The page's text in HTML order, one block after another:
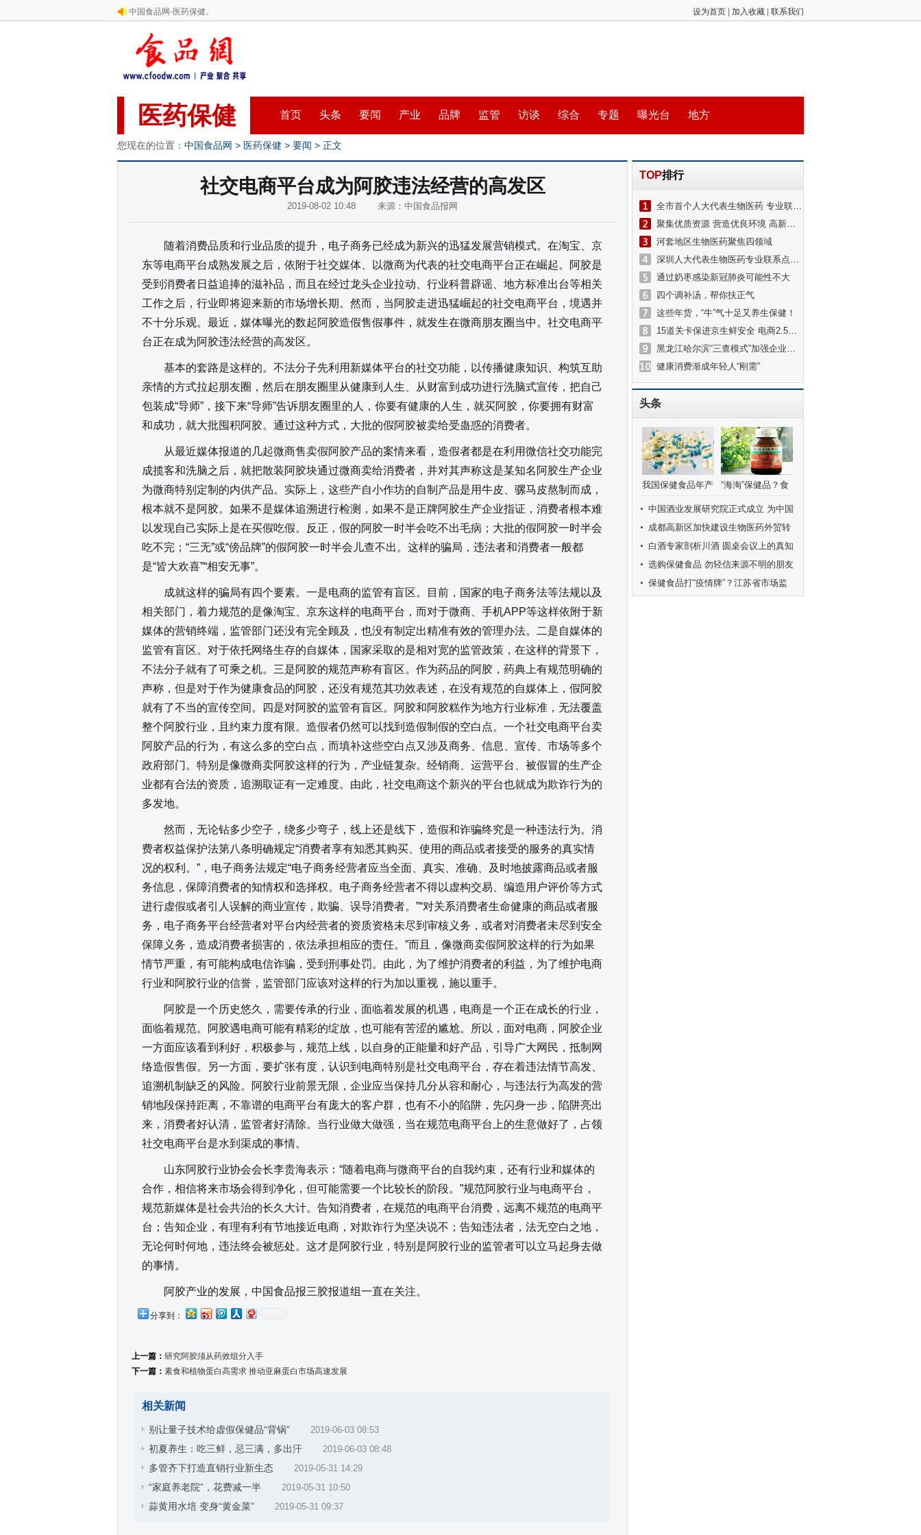
中国食品网-医药保健。 设为首页 加入收藏 联系我们
医药保健 首页 头条 要闻 产业 品牌 监管 访谈 综合 专题 曝光台 地方
您现在的位置： 中国食品网 > 医药保健 > 要闻 > 正文
社交电商平台成为阿胶违法经营的高发区
2019-08-02 10:48 来源：中国食品报网
随着消费品质和行业品质的提升，电子商务已经成为新兴的迅猛发展营销模式。在淘宝、京
东等电商平台成熟发展之后，依附于社交媒体、以微商为代表的社交电商平台正在崛起。阿胶是
受到消费者日益追捧的滋补品，而且在经过龙头企业拉动、行业科普辟谣、地方标准出台等相关
工作之后，行业即将迎来新的市场增长期。然而，当阿胶走进迅猛崛起的社交电商平台，境遇并
不十分乐观。最近，媒体曝光的数起阿胶造假售假事件，就发生在微商朋友圈当中。社交电商平
台正在成为阿胶违法经营的高发区。
基本的套路是这样的。不法分子先利用新媒体平台的社交功能，以传播健康知识、构筑互助
亲情的方式拉起朋友圈，然后在朋友圈里从健康到人生、从财富到成功进行洗脑式宣传，把自己
包装成“导师”，接下来“导师”告诉朋友圈里的人，你要有健康的人生，就买阿胶，你要拥有财富
和成功，就大批囤积阿胶。通过这种方式，大批的假阿胶被卖给受蛊惑的消费者。
从最近媒体报道的几起微商售卖假阿胶产品的案情来看，造假者都是在利用微信社交功能完
成揽客和洗脑之后，就把散装阿胶块通过微商卖给消费者，并对其声称这是某知名阿胶生产企业
为微商特别定制的内供产品。实际上，这些产自小作坊的自制产品是用牛皮、骡马皮熬制而成，
根本就不是阿胶。如果不是媒体追溯进行检测，如果不是正牌阿胶生产企业指证，消费者根本难
以发现自己实际上是在买假吃假。反正，假的阿胶一时半会吃不出毛病；大批的假阿胶一时半会
吃不完；“三无”或“傍品牌”的假阿胶一时半会儿查不出。这样的骗局，违法者和消费者一般都
是“皆大欢喜”“相安无事”。
成就这样的骗局有四个要素。一是电商的监管有盲区。目前，国家的电子商务法等法规以及
相关部门，着力规范的是像淘宝、京东这样的电商平台，而对于微商、手机APP等这样依附于新
媒体的营销终端，监管部门还没有完全顾及，也没有制定出精准有效的管理办法。二是自媒体的
监管有盲区。对于依托网络生存的自媒体，国家采取的是相对宽的监管政策，在这样的背景下，
不法分子就有了可乘之机。三是阿胶的规范声称有盲区。作为药品的阿胶，药典上有规范明确的
声称，但是对于作为健康食品的阿胶，还没有规范其功效表述，在没有规范的自媒体上，假阿胶
就有了不当的宣传空间。四是对阿胶的监管有盲区。阿胶和阿胶糕作为地方行业标准，无法覆盖
整个阿胶行业，且约束力度有限。造假者仍然可以找到造假制假的空白点。一个社交电商平台卖
阿胶产品的行为，有这么多的空白点，而填补这些空白点又涉及商务、信息、宣传、市场等多个
政府部门。特别是像微商卖阿胶这样的行为，产业链复杂。经销商、运营平台、被假冒的生产企
业都有合法的资质，追溯取证有一定难度。由此，社交电商这个新兴的平台也就成为欺诈行为的
多发地。
然而，无论钻多少空子，绕多少弯子，线上还是线下，造假和诈骗终究是一种违法行为。消
费者权益保护法第八条明确规定“消费者享有知悉其购买、使用的商品或者接受的服务的真实情
况的权利。”，电子商务法规定“电子商务经营者应当全面、真实、准确、及时地披露商品或者服
务信息，保障消费者的知情权和选择权。电子商务经营者不得以虚构交易、编造用户评价等方式
进行虚假或者引人误解的商业宣传，欺骗、误导消费者。”“对关系消费者生命健康的商品或者服
务，电子商务平台经营者对平台内经营者的资质资格未尽到审核义务，或者对消费者未尽到安全
保障义务，造成消费者损害的，依法承担相应的责任。”而且，像微商卖假阿胶这样的行为如果
情节严重，有可能构成电信诈骗，受到刑事处罚。由此，为了维护消费者的利益，为了维护电商
行业和阿胶行业的信誉，监管部门应该对这样的行为加以重视，施以重手。
阿胶是一个历史悠久，需要传承的行业，面临着发展的机遇，电商是一个正在成长的行业，
面临着规范。阿胶遇电商可能有精彩的绽放，也可能有苦涩的尴尬。所以，面对电商，阿胶企业
一方面应该看到利好，积极参与，规范上线，以自身的正能量和好产品，引导广大网民，抵制网
络造假售假。另一方面，要扩张有度，认识到电商特别是社交电商平台，存在着违法情节高发、
追溯机制缺乏的风险。阿胶行业前景无限，企业应当保持几分从容和耐心，与违法行为高发的营
销地段保持距离，不靠谱的电商平台有庞大的客户群，也有不小的陷阱，先闪身一步，陷阱亮出
来，消费者好认清，监管者好清除。当行业做大做强，当在规范电商平台上的生意做好了，占领
社交电商平台是水到渠成的事情。
山东阿胶行业协会会长李贵海表示：“随着电商与微商平台的自我约束，还有行业和媒体的
合作，相信将来市场会得到净化，但可能需要一个比较长的阶段。”规范阿胶行业与电商平台，
规范新媒体是社会共治的长久大计。告知消费者，在规范的电商平台消费，远离不规范的电商平
台；告知企业，有理有利有节地接近电商，对欺诈行为坚决说不；告知违法者，法无空白之地，
无论何时何地，违法终会被惩处。这才是阿胶行业，特别是阿胶行业的监管者可以立马起身去做
的事情。
阿胶产业的发展，中国食品报三胶报道组一直在关注。
分享到：
上一篇： 研究阿胶须从药效组分入手
下一篇： 素食和植物蛋白高需求 推动亚麻蛋白市场高速发展
相关新闻
别让量子技术给虚假保健品“背锅” 2019-06-03 08:53
初夏养生：吃三鲜，忌三满，多出汗 2019-06-03 08:48
多管齐下打造直销行业新生态 2019-05-31 14:29
“家庭养老院”，花费减一半 2019-05-31 10:50
蒜黄用水培 变身“黄金菜” 2019-05-31 09:37
TOP排行
全市首个人大代表生物医药 专业联系点在坪山揭牌
聚集优质资源 营造优良环境 高新区全力推动生物医药产业率先突破
河套地区生物医药聚焦四领域
深圳人大代表生物医药专业联系点坪山揭牌
通过奶枣感染新冠肺炎可能性不大
四个调补汤，帮你扶正气
这些年货，“牛”气十足又养生保健！
15道关卡保进京生鲜安全 电商2.5倍备货量助力留京过年
黑龙江哈尔滨“三查模式”加强企业食堂监管
健康消费渐成年轻人“刚需”
头条
我国保健食品年产
值增速达15%
“海淘”保健品？食
药监教你3招识正
品
中国酒业发展研究院正式成立 为中国
酒业高质量发展注入澎湃新动力
成都高新区加快建设生物医药外贸转
型升级基地
白酒专家剖析川酒 圆桌会议上的真知
灼见
选购保健食品 勿轻信来源不明的朋友
圈
保健食品打“疫情牌”？江苏省市场监